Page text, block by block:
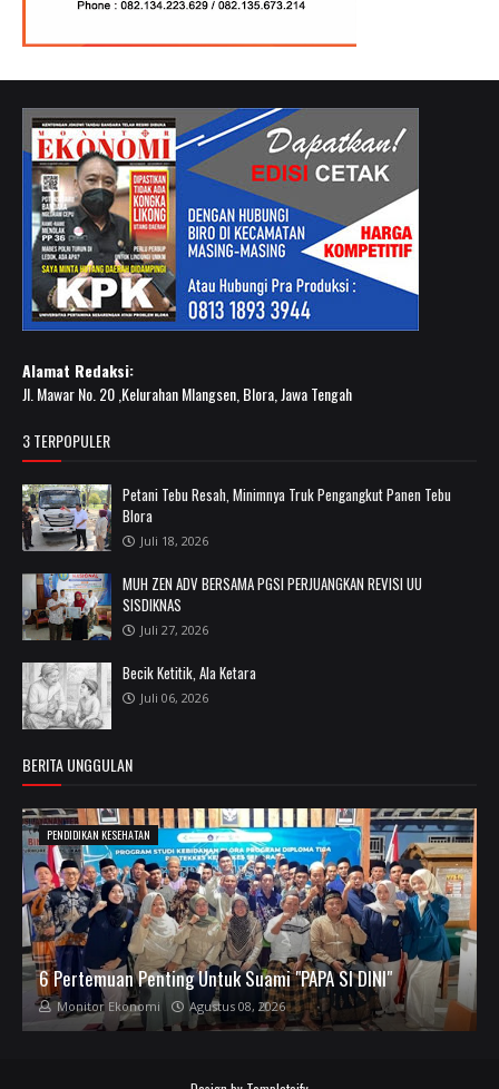
Alamat Redaksi:
Jl. Mawar No. 20 ,Kelurahan Mlangsen, Blora, Jawa Tengah
3 TERPOPULER
Petani Tebu Resah, Minimnya Truk Pengangkut Panen Tebu
Blora
Juli 18, 2026
MUH ZEN ADV BERSAMA PGSI PERJUANGKAN REVISI UU
SISDIKNAS
Juli 27, 2026
Becik Ketitik, Ala Ketara
Juli 06, 2026
BERITA UNGGULAN
PENDIDIKAN KESEHATAN
6 Pertemuan Penting Untuk Suami "PAPA SI DINI"
Monitor Ekonomi Agustus 08, 2026